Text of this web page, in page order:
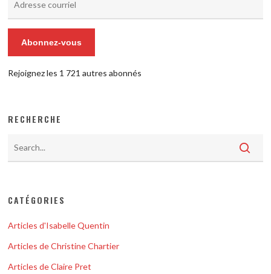
Abonnez-vous
Rejoignez les 1 721 autres abonnés
RECHERCHE
CATÉGORIES
Articles d'Isabelle Quentin
Articles de Christine Chartier
Articles de Claire Pret